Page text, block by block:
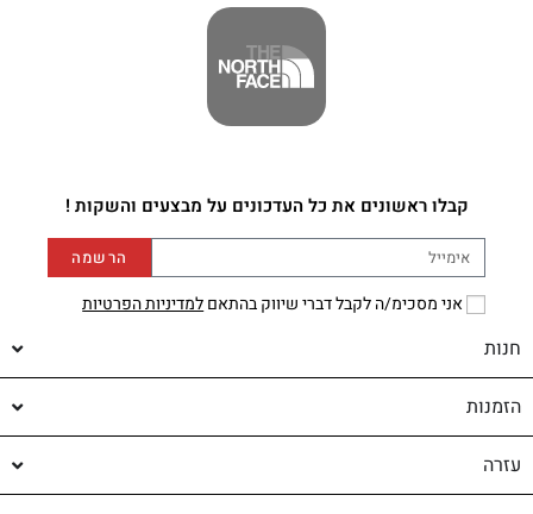
DUFFEL – XS
תיק נסיעות בנפח 31 ליטר שיכול לשמש
אוהל קל משקל בגודל 2.8 מ"ר לטיולים
₪1,599.90